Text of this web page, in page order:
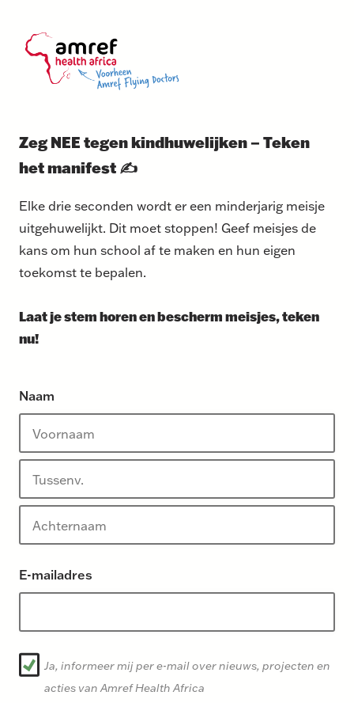
Zeg NEE tegen kindhuwelijken – Teken
het manifest ✍
Elke drie seconden wordt er een minderjarig meisje
uitgehuwelijkt. Dit moet stoppen! Geef meisjes de
kans om hun school af te maken en hun eigen
toekomst te bepalen.
Laat je stem horen en bescherm meisjes, teken
nu!
Naam
V
o
n
a
a
T
s
e
v
o
e
c
h
n
E-mailadres
E
M
Ja, informeer mij per e-mail over nieuws, projecten en
acties van Amref Health Africa